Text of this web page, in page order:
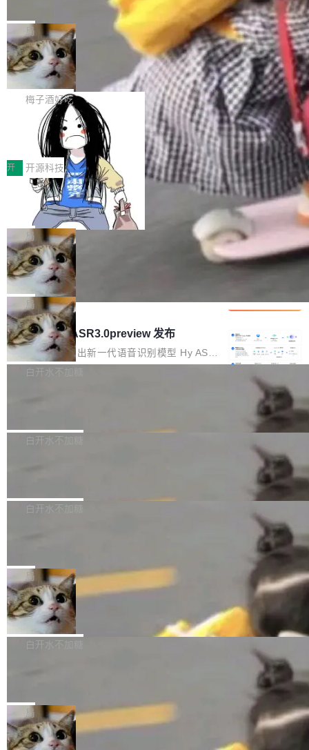
级应用，企业在规模化落地过程中，对安全性、
可控性和代码质量提出了更高要求。 首先是数据
安全与合规要求。对于大多数普通研发场景，公
有云模型能够满足快速试用和效率提升的需求。
但对于金融、能源、医疗等对数据安全要求较...
AI算力网关（AI创新平台）成功入选！ 随着各行
各业的Agent走向规模化建设，算力构成形态逐
渐丰富，用户关注的重点也在发生变化：不只是
让AI用起来，还要进一步看清混合算力时代下，
Token花在哪里、算力是否被充分利用，以及持
续增长的AI成本该如何优化。 深信服AI算力网关
正是围绕这些实际问题，从Token治理和成本治
理两个方面，让用户的每一份算力都看得清、管
得住、用得稳、省得下、更安全！ 一、从现在开
始，Token使用一目...
束，一个实验室的开始
Google 员工编号 20。MapReduce 作者之一。
Bigtable 作者之一。TensorFlow 的作者之一。
Gemini 的架构师。Google 首席科学家。 Jeff D
ean 在 Google 工作了 27 年后，宣布离职。 他
不是一个人走。一同离开的还有 Sanjay Ghema
wat（Google 员工编号 23，Jeff Dean 二十多
年的编程搭档，MapReduce 和 Bigtable 的共同
作者）、Quoc Le（Google 大脑核心成员，Se
q2Seq 和 DocAI 的共同发明人）以及 Oriol Vin
yals（Gemini 联合负责人，AlphaSta...
局
🔥 SolonCode v2026.8.4 发布：界面
字体可调、22 种语言、记忆搜索增强
打开终端就能上岗的全中文编码智能体，这一轮
把「看得清、用母语、记得住」三件事一次补
齐。 SolonCode 是什么 SolonCode 是杭州无
耳科技研发的企业级终端编码智能体——一位全
中文驱动的数字员工，自主理解需求、规划步
骤、编写代码。不挑模型、不挑平台，curl 一行
装完即用。 开源地址：Gitee · GitCode · GitHu
b 安装 支持 Java 8+（8~26）、macOS / Linu
x / Windows / Harmony PC。 # macOS / Linu
x / Harmony PC curl -fsSL https://solon.noea
r.org/solon...
梅子酒好吃
让“代码语义理解”深度释放AI Coding
价值潜能：华为云码道（CodeArts）
代码仓技术解析
一、代码仓深度理解技术的作用与价值 在软件工
程实践中，代码仓是企业核心知识资产的主要载
体。企业级代码仓库通常包含数十万乃至数百万
个文件，其规模远超单次模型调用可承载的上下
文窗口。随着项目规模的持续扩张与代码历史的
不断累积，代码仓中的模块关系、接口契约、业
务逻辑等关键信息往往分散于数十乃至数百个文
件之中，形成高度复杂的知识关联网络。传统的
代码检索手段（如关键词匹配、目录遍历）仅能
在语法层面完成文本定位，难以触及代码的语义
内涵与结构关联，导致开发者使用代码智能体在
理解大规模代码仓时面临显著"代码仓理解"瓶
颈。 代码仓深度理解服务（以下简称" CodeBas
e深度理解服务"）是华为云码道（CodeA...
开 开源科技
一条“删库”命令跑 17 小时，算法工程
师删光 89TB 数据只为干私活
最高人民检察院8月4日公布了一起案件：北京一
名90后算法工程师王某，为了给自己接的私活腾
服务器空间，删光了公司AI游戏部门的全部核心
数据。 王某2024年1月入职东城区某科技公司AI
短剧部门，有互联网大厂背景。在公司内部架构
调整期间，部门三次通知全员将数据从A集群迁
移到B集群，王某都回复了"收到"。 他没有迁移
数据。2024年9月3日下午4点，他使用此前登录
的账号密码进入A集群，输入了一条被程序员圈
称为"删库跑路"的命令——最高管理员权限、无
自研的多个文生3D和...
局
Cloudflare 分享推理优化实践：KV ca
che 量化 + 权重压缩，吞吐量提升 4
1%，成本降 30%
Kimi 和 GLM 是当前最强的大模型系列之一，但
它们有一个共同的问题：太吃显存了。月之暗面
的 Kimi K 系列和智谱的 GLM 都是长上下文、M
oE 架构的大模型，好用到让人上瘾，但 GPU 显
存永远不够用。 Cloudflare 的 Workers AI 团队
一直在跑这些模型的推理。他们在官方博客上发
整性保护。效果是：吞吐量提升 41%，每 token
局
腾讯混元 Hy ASR3.0preview 发布
腾讯混元正式推出新一代语音识别模型 Hy ASR
3.0preview。基于最新一代大语言模型 Hy3 的
让语音识别不再只是听清，而是真正听懂。通过
w 不要求标准普通话，方言识别覆盖粤语、吴语
白开水不加糖
新和少量网页兼容性修复版本。 Changes/fixe
容提供的字体时出现的几个问题 为避免音频加
质的最低采样率）的音频格式将被拒绝 修复了 C
SS 圆角虚线样式中可能存在的问题 如果表单中
的图像元素不在同一个子树中，则它们将不再关
联 加...
白开水不加糖
发布的 Release Notes，他利用 AI 工具（如 Co
最强的若干项。对于尚未正式发版的 PG 19，则
通过拉取过去一年内（从 PG 18 Beta1 时间点
至今）的所有 commit，同样交由 AI 分析提炼。
经过人工复核，准确度令人满意。这一方法也为
社区爱好者提供了高效跟踪新版本的思路。
白开水不加糖
维护工作一直与我的日常工作、家务、社交生活
和休闲娱乐竞争时间。" 这是 libexpat 维护者 S
ebastian Pipping 写在博客里的话。8 月 4 日，
他宣布了一个新消息：从 2026 年 8 月 1 日起，
他可以全职维护 libexpat 了，最长 6 个月。发
库之一。你的操作系统、浏览器、无数的基础设
施软件，很可能都在用它。而过去十年，维护它
的人一直在用业余...
局
Firefox 153.0.3 发布
Firefox 153.0.3 现已发布，具体更新内容如
下： New Smart Window 包含多项增强功能：
gi?id=2019042">Bug&nbsp;2019042</a>）</l
i> <li>现在，助手可以直接使用 Exa 的网络搜索
结果回答问题，而无需将问题转交给搜索引擎。
白开水不加糖
的 npm 包。项目的核心论点是：容器不适合 Ag
ent 计算。真正适合的，是 Isolate。 Cloudflare
工程师在这件事上没什么可谦虚的——他们用 W
局
OpenAI 公开邮件和聊天记录回应苹果